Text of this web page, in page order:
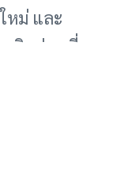
หม่ และ
ริง ก่อนที่